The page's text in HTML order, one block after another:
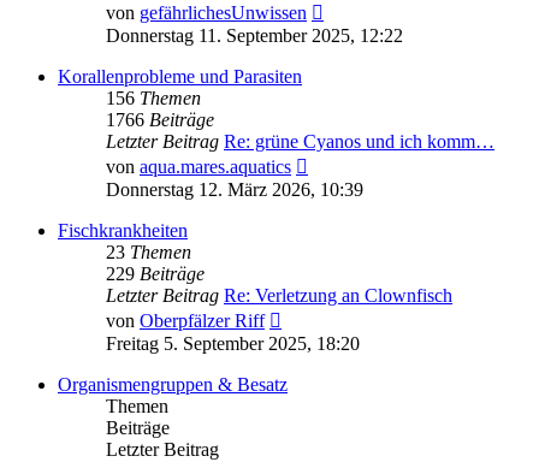
von gefährlichesUnwissen
Beitrag
Donnerstag 11. September 2025, 12:22
Korallenprobleme und Parasiten
156 Themen
1766 Beiträge
Letzter Beitrag Re: grüne Cyanos und ich komm…
von aqua.mares.aquatics
Beitrag
Donnerstag 12. März 2026, 10:39
Fischkrankheiten
23 Themen
229 Beiträge
Letzter Beitrag Re: Verletzung an Clownfisch
von Oberpfälzer Riff
Beitrag
Freitag 5. September 2025, 18:20
Organismengruppen & Besatz
Themen
Beiträge
Letzter Beitrag